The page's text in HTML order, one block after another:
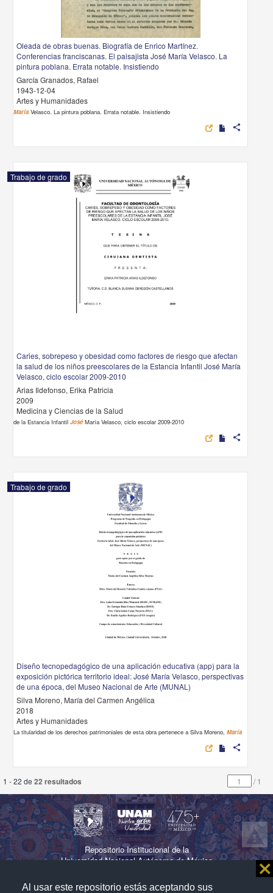
Al usar este repositorio estás aceptando sus
⨯
Oleada de obras buenas. Biografía de Enrico Martínez.
Conferencias franciscanas. El paisajista José María Velasco. La
pintura poblana. Errata notable. Insistiendo
García Granados, Rafael
1943-12-04
Artes y Humanidades
María Velasco. La pintura poblana. Errata notable. Insistiendo
share
Trabajo de grado
Caries, sobrepeso y obesidad como factores de riesgo que afectan
la salud de los niños preescolares de la Estancia Infantil José María
Velasco, ciclo escolar 2009-2010
Arias Ildefonso, Erika Patricia
2009
Medicina y Ciencias de la Salud
de la Estancia InfantilJoséMaría Velasco, ciclo escolar 2009-2010
share
Trabajo de grado
Diseño tecnopedagógico de una aplicación educativa (app) para la
exposición pictórica territorio ideal: José María Velasco, perspectivas
de una época, del Museo Nacional de Arte (MUNAL)
Silva Moreno, María del Carmen Angélica
2018
Artes y Humanidades
La titularidad de los derechos patrimoniales de esta obra pertenece a Silva Moreno,María
share
1 - 22 de 22 resultados /1
Repositorio Institucional de la
Universidad Nacional Autónoma de México